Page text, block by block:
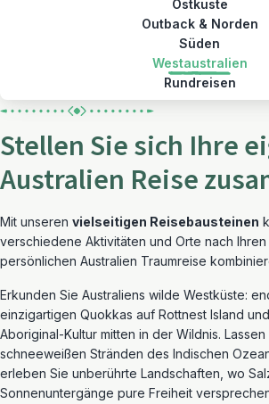
Ostküste
Outback & Norden
Süden
Westaustralien
Rundreisen
Stellen Sie sich Ihre
Australien Reise
Mit unseren vielseitigen Reisebausteinen
verschiedene Aktivitäten und Orte nach
persönlichen Australien Traumreise
Erkunden Sie Australiens wilde Westküste:
einzigartigen Quokkas auf Rottnest Island
Aboriginal-Kultur mitten in der Wildnis.
schneeweißen Stränden des Indischen
erleben Sie unberührte Landschaften, wo
Sonnenuntergänge pure Freiheit